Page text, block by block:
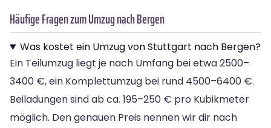
Häufige Fragen zum Umzug nach Bergen
Was kostet ein Umzug von Stuttgart nach Bergen?
Ein Teilumzug liegt je nach Umfang bei etwa 2500–
3400 €, ein Komplettumzug bei rund 4500–6400 €.
Beiladungen sind ab ca. 195–250 € pro Kubikmeter
möglich. Den genauen Preis nennen wir dir nach